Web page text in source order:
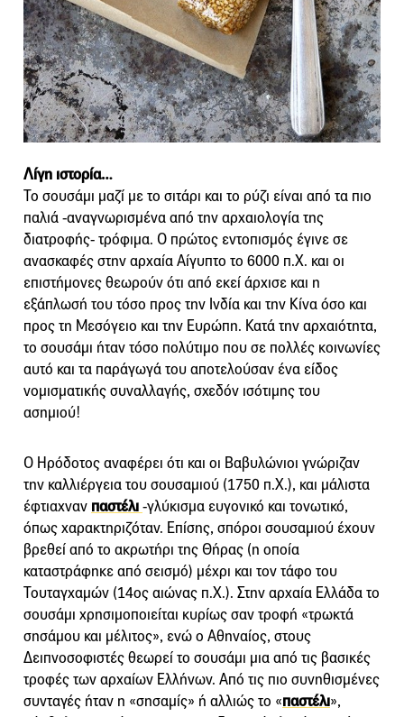
Λίγη ιστορία…
Το σουσάμι μαζί με το σιτάρι και το ρύζι είναι από τα πιο
παλιά -αναγνωρισμένα από την αρχαιολογία της
διατροφής- τρόφιμα. Ο πρώτος εντοπισμός έγινε σε
ανασκαφές στην αρχαία Αίγυπτο το 6000 π.Χ. και οι
επιστήμονες θεωρούν ότι από εκεί άρχισε και η
εξάπλωσή του τόσο προς την Ινδία και την Κίνα όσο και
προς τη Μεσόγειο και την Ευρώπη. Κατά την αρχαιότητα,
το σουσάμι ήταν τόσο πολύτιμο που σε πολλές κοινωνίες
αυτό και τα παράγωγά του αποτελούσαν ένα είδος
νομισματικής συναλλαγής, σχεδόν ισότιμης του
ασημιού!
Ο Ηρόδοτος αναφέρει ότι και οι Βαβυλώνιοι γνώριζαν
την καλλιέργεια του σουσαμιού (1750 π.Χ.), και μάλιστα
έφτιαχναν παστέλι-γλύκισμα ευγονικό και τονωτικό,
όπως χαρακτηριζόταν. Επίσης, σπόροι σουσαμιού έχουν
βρεθεί από το ακρωτήρι της Θήρας (η οποία
καταστράφηκε από σεισμό) μέχρι και τον τάφο του
Τουταγχαμών (14ος αιώνας π.Χ.). Στην αρχαία Ελλάδα το
σουσάμι χρησιμοποιείται κυρίως σαν τροφή «τρωκτά
σησάμου και μέλιτος», ενώ ο Αθηναίος, στους
Δειπνοσοφιστές θεωρεί το σουσάμι μια από τις βασικές
τροφές των αρχαίων Ελλήνων. Από τις πιο συνηθισμένες
συνταγές ήταν η «σησαμίς» ή αλλιώς το «παστέλι»,